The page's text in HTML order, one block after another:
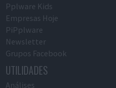
Pplware Kids
Empresas Hoje
PiPplware
Newsletter
Grupos Facebook
UTILIDADES
Análises